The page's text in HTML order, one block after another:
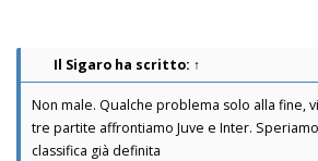
Il Sigaro ha scritto: ↑
Non male. Qualche problema solo alla fine,
tre partite affrontiamo Juve e Inter.
classifica già definita